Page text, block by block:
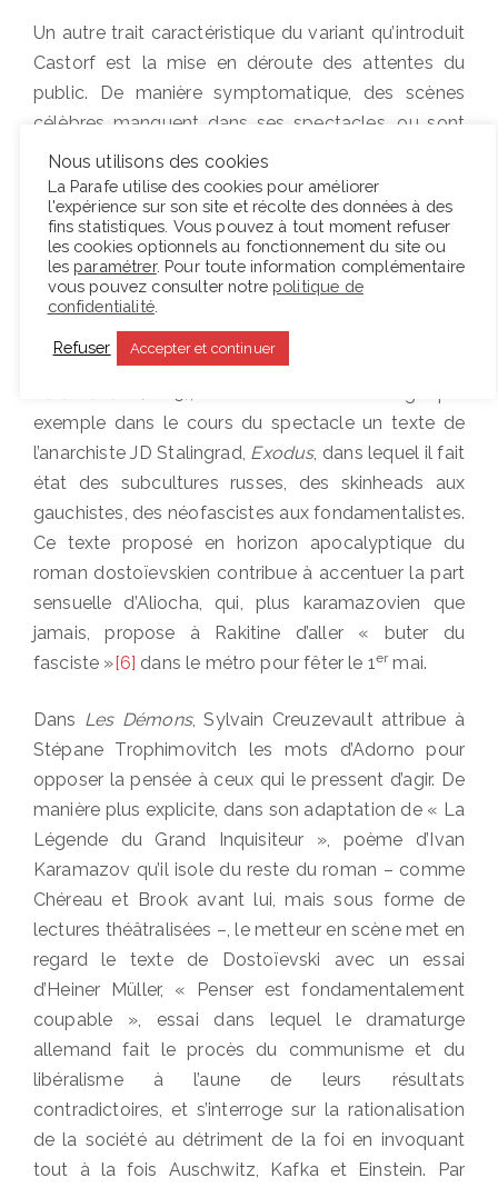
Un autre trait caractéristique du variant qu’introduit
Castorf est la mise en déroute des attentes du
public. De manière symptomatique, des scènes
célèbres manquent dans ses spectacles, ou sont
traitées de façon si insolite qu’elles paraissent
inconnues. À l’inverse, des épisodes délaissés par
les adaptations de la première vague acquièrent
une importance nouvelle. Ce processus
d’étrangéification de l’œuvre adaptée est mis en
valeur par l’insertion d’éléments extérieurs, qui
entrent en collision avec le roman et en déplacent
souterrainement le sens. Dans
exemple dans le cours du spectacle un texte de
l’anarchiste JD Stalingrad, Exodus, dans lequel il fait
état des subcultures russes, des skinheads aux
gauchistes, des néofascistes aux fondamentalistes.
Ce texte proposé en horizon apocalyptique du
roman dostoïevskien contribue à accentuer la part
sensuelle d’Aliocha, qui, plus karamazovien que
jamais, propose à Rakitine d’aller « buter du
fasciste »[6] dans le métro pour fêter le 1ermai.
Dans Les Démons, Sylvain Creuzevault attribue à
Stépane Trophimovitch les mots d’Adorno pour
opposer la pensée à ceux qui le pressent d’agir. De
manière plus explicite, dans son adaptation de « La
Légende du Grand Inquisiteur », poème d’Ivan
Karamazov qu’il isole du reste du roman – comme
Chéreau et Brook avant lui, mais sous forme de
lectures théâtralisées –, le metteur en scène met en
regard le texte de Dostoïevski avec un essai
d’Heiner Müller, « Penser est fondamentalement
coupable », essai dans lequel le dramaturge
allemand fait le procès du communisme et du
libéralisme à l’aune de leurs résultats
contradictoires, et s’interroge sur la rationalisation
de la société au détriment de la foi en invoquant
tout à la fois Auschwitz, Kafka et Einstein. Par
Nous utilisons des cookies
La Parafe utilise des cookies pour améliorer
l'expérience sur son site et récolte des données à des
fins statistiques. Vous pouvez à tout moment refuser
les cookies optionnels au fonctionnement du site ou
les paramétrer. Pour toute information complémentaire
vous pouvez consulter notre politique de
confidentialité.
Refuser Accepter et continuer